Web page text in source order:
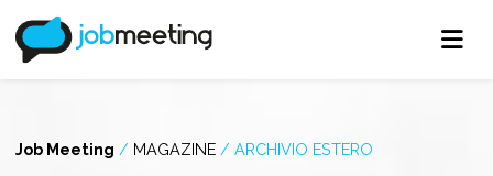
Job Meeting / MAGAZINE / ARCHIVIO ESTERO